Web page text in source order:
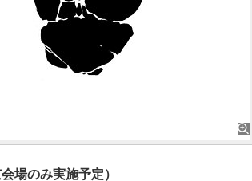
場のみ実施予定）